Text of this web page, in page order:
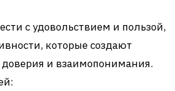
с удовольствием и пользой,
которые создают
и взаимопонимания.